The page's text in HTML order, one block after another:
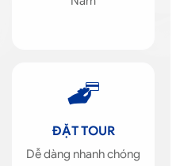
ĐẶT TOUR
Dễ dàng nhanh chóng